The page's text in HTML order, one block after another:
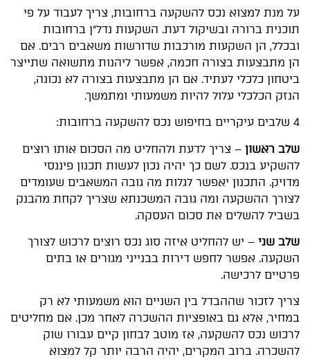
על מנת למצוא נכס להשקעה ברחובות, צריך לעבוד על פי
תוכנית ברורה ובשיקול דעת. השקעות נדל"ן ברחובות
ובכלל, הן השקעות מורכבות שדורשות משאבים רבים. אם
הן מתבצעות בצורה חכמה, אפשר ליהנות מתשואה שתייצר
ביטחון כלכלי לעתיד. אם הן מתבצעות בצורה לא נכונה,
הנזק הכלכלי עלול להיות משמעותי ומתמשך.
4 שלבים עיקריים בחיפוש נכס להשקעה ברחובות:
שלב ראשון – צריך לדעת ולהחליט מה הסכום אותו רוצים
להשקיע בנכס. לשם כך יהיה נכון לעשות תכנון פיננסי
מדויק. התכנון יאפשר לגלות מה גובה המשאבים שעומדים
לצורך ההשקעה ומה גובה המשכנתא שצריך לקחת מהבנק
בשביל להשלים את סכום העסקה.
שלב שני – יש להחליט איזה סוג נכס רוצים לרכוש לצורך
השקעה. אפשר לחפש דירות בבנייני מגורים או בתים
פרטיים לרכישה.
צריך לזכור שההבדל בין השניים הוא משמעותי לא רק
במחיר, אלא גם באופציות ההשכרה לאחר מכן. אם מחליטים
לרכוש נכס להשקעה, אז מוטב לבחון קיים עבורו שוק
להשכרה. ברוב המקרים, יהיה הרבה יותר קל למצוא